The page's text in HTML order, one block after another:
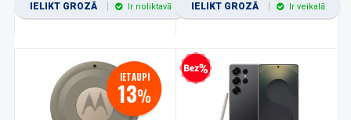
IELIKT GROZĀ Ir noliktavā IELIKT GROZĀ Ir veikalā
IETAUPI
13%
Bezprocentu kredīts